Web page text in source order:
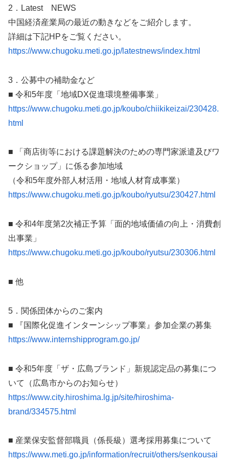
2．Latest NEWS
中国経済産業局の最近の動きなどをご紹介します。
詳細は下記HPをご覧ください。
https://www.chugoku.meti.go.jp/latestnews/index.html
3．公募中の補助金など
■ 令和5年度「地域DX促進環境整備事業」
https://www.chugoku.meti.go.jp/koubo/chiikikeizai/230428.
html
■ 「商店街等における課題解決のための専門家派遣及びワ
ークショップ」に係る参加地域
（令和5年度外部人材活用・地域人材育成事業）
https://www.chugoku.meti.go.jp/koubo/ryutsu/230427.html
■ 令和4年度第2次補正予算「面的地域価値の向上・消費創
出事業」
https://www.chugoku.meti.go.jp/koubo/ryutsu/230306.html
■ 他
5．関係団体からのご案内
■ 『国際化促進インターンシップ事業』参加企業の募集
https://www.internshipprogram.go.jp/
■ 令和5年度「ザ・広島ブランド」新規認定品の募集につ
いて（広島市からのお知らせ）
https://www.city.hiroshima.lg.jp/site/hiroshima-
brand/334575.html
■ 産業保安監督部職員（係長級）選考採用募集について
https://www.meti.go.jp/information/recruit/others/senkousai